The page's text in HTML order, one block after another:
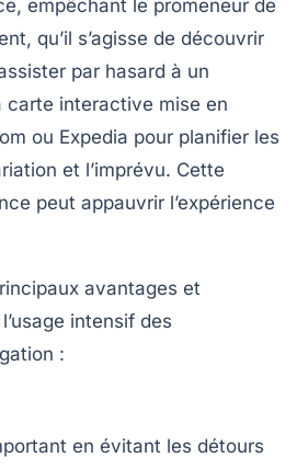
empêchant le promeneur de
qu’il s’agisse de découvrir
par hasard à un
carte interactive mise en
ou Expedia pour planifier les
et l’imprévu. Cette
peut appauvrir l’expérience
avantages et
intensif des
:
en évitant les détours